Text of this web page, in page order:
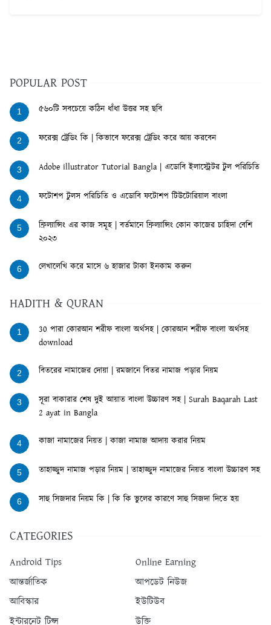
POPULAR POST
1 ৫৬০টি সবচেয়ে কঠিন ধাঁধা উত্তর সহ ছবি
2 ফরেক্স ট্রেডিং কি | কিভাবে ফরেক্স ট্রেডিং করে আয় করবেন
3 Adobe illustrator Tutorial Bangla | এডোবি ইলাস্ট্রেটর টুল পরিচিতি
4 ফটোশপ টুলস পরিচিতি ও এডোবি ফটোশপ টিউটোরিয়াল বাংলা
5
ফ্রিল্যান্সিং এর কাজ সমূহ | বর্তমানে ফ্রিল্যান্সিং কোন কাজের চাহিদা বেশি
২০২৩
6 লেখালেখি করে মাসে ৬ হাজার টাকা ইনকাম করুন
HADITH & QURAN
1
30 পারা কোরআন শরীফ বাংলা অর্থসহ | কোরআন শরীফ বাংলা অর্থসহ
download
2 বিতরের নামাজের দোয়া | রমজানে বিতর নামাজ পড়ার নিয়ম
3
সূরা বাকারার শেষ দুই আয়াত বাংলা উচ্চারণ সহ | Surah Baqarah Last
2 ayat in Bangla
4 কাজা নামাজের নিয়ত | কাজা নামাজ আদায় করার নিয়ম
5 তাহাজ্জুদ নামাজ পড়ার নিয়ম | তাহাজ্জুদ নামাজের নিয়ত বাংলা উচ্চারণ সহ
6 সাহু সিজদার নিয়ম কি | কি কি ভুলের কারণে সাহু সিজদা দিতে হয়
CATEGORIES
Android Tips
Online Earning
আন্তর্জাতিক
আপডেট নিউজ
আবিস্কার
ইউটিউব
ইন্টারনেট টিপ্স
উক্তি